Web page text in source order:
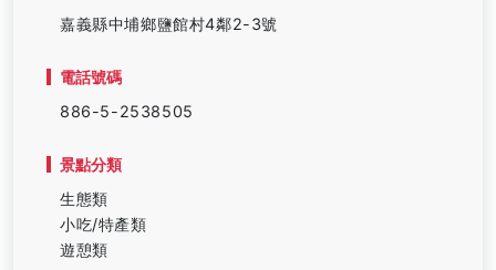
嘉義縣中埔鄉鹽館村4鄰2-3號
電話號碼
886-5-2538505
景點分類
生態類
小吃/特產類
遊憩類